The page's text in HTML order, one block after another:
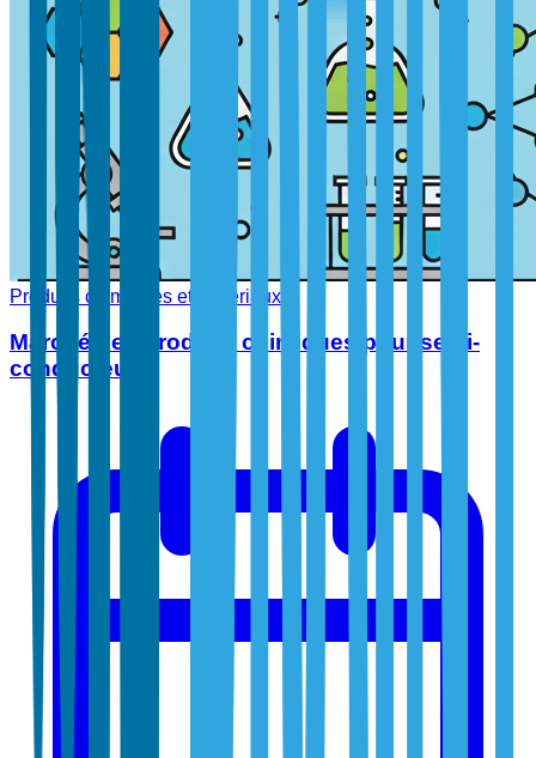
Produits chimiques et matériaux
Marché des produits chimiques pour semi-
conducteurs